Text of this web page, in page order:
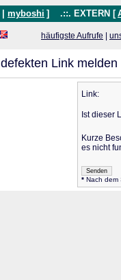
myboshi ] .::. EXTERN [
häufigste Aufrufe
defekten Link melden
Link:
Ist dieser
Kurze
es nicht
*Nach dem